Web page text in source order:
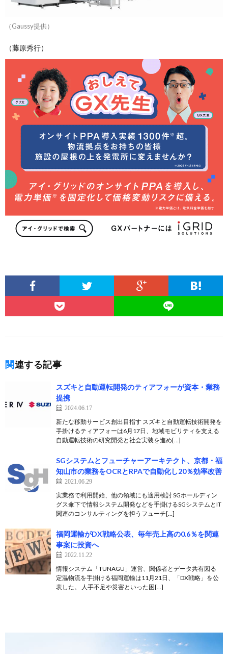
（Gaussy提供）
（藤原秀行）
関連する記事
スズキと自動運転開発のティアフォーが資本・業務
提携
2024.06.17
新たな移動サービス創出目指す スズキと自動運転技術開発を
手掛けるティアフォーは6月17日、地域モビリティを支える
自動運転技術の研究開発と社会実装を進め[…]
SGシステムとフューチャーアーキテクト、京都・福
知山市の業務をOCRとRPAで自動化し20％効率改善
2021.06.29
実業務で利用開始、他の領域にも適用検討 SGホールディン
グス傘下で情報システム開発などを手掛けるSGシステムとIT
関連のコンサルティングを担うフューチ[…]
福岡運輸がDX戦略公表、毎年売上高の0.6％を関連
事案に投資へ
2022.11.22
情報システム「TUNAGU」運営、関係者とデータ共有図る
定温物流を手掛ける福岡運輸は11月21日、「DX戦略」を公
表した。 人手不足や災害といった困[…]